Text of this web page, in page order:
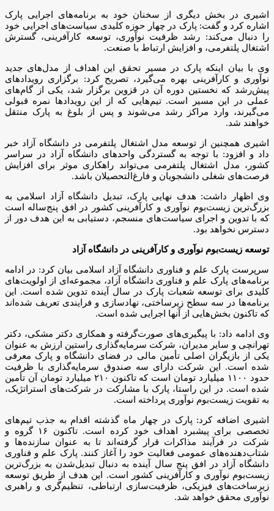
اشیری در بخش دیگری از سخنان خود به برنامه‌های اجرایی پارک
اشاره کرد و گفت: پارک در چهار حوزه کلیدی سیاست‌های اجرایی خود
را دنبال می‌کند: رشد ظرفیت نوآوری، توسعه کارآفرینی، گسترش
اشتغال پلتفرمی، و افزایش ارتباط با صنعت.
وی با بیان اینکه پارک در مسیر تحقق این اهداف از مدل‌های جدید
نوآوری و کارآفرینی بهره می‌گیرد، تصریح کرد: برگزاری رویداد‌های
پیش‌رشد که نخستین دوره آن در قزوین برگزار شد، یکی از گام‌های
عملی در این مسیر است. تیم‌هایی که از این رویداد‌ها نمره قبولی
می‌گیرند، وارد مراکز رشد می‌شوند و پس از بلوغ به پارک منتقل
خواهند شد.
اشیری همچنین از توسعه مدل اشتغال پلتفرمی در دانشگاه آزاد خبر
داد و افزود: با توجه به گستردگی واحد‌های دانشگاه آزاد در سراسر
کشور، مدل اشتغال پلتفرمی می‌تواند راهکاری موثر برای افزایش
فرصت‌های شغلی دانشجویان و فارغ‌التحصیلان باشد.
وی اظهار داشت: هدف نهایی پارک، تبدیل دانشگاه آزاد اسلامی به
بزرگ‌ترین زیست‌بوم نوآوری و کارآفرینی کشور در افق پنج‌ساله است
که با تدوین و اجرای سیاست‌های منسجم، دستیابی به این هدف دور از
دسترس نخواهد بود.
توسعه زیست‌بوم نوآوری و کارآفرینی در دانشگاه آزاد
سرپرست پارک علم و فناوری دانشگاه آزاد اسلامی بیان کرد: در ادامه
برنامه‌های پارک علم و فناوری دانشگاه آزاد، مجموعه‌ای از اولویت‌های
کلیدی برای توسعه شعبات پارک در سال آینده تدوین شده است. این
برنامه‌ها در سه سطح زیرساختی، نهادسازی و فرایندی تعریف شده‌اند
که تاکنون بخش‌هایی از آنها اجرایی شده است.
وی ادامه داد: با پیگیری‌های صورت‌گرفته و همکاری دکتر مشکی، دکتر
تهرانچی و سایر مدیران، شرکت سرمایه‌گذاری راستین ارزش به عنوان
یکی از بازیگران اصلی تأمین مالی در فضای دانشگاه و پارک معرفی
شده است. این شرکت دارای سه صندوق سرمایه‌گذاری با ظرفیت
حدود ۱۱۰۰ میلیارد تومان است که تاکنون ۲۱۰ میلیارد تومان آن تأمین
شده است. در این راستا، پارک با مشارکت در شرکت‌های استراتژیک،
به تقویت زیست‌بوم نوآوری پرداخته است.
اشیری اضافه کرد: پارک در چهار ماه گذشته اقدام به جذب تیم‌های
تخصصی برای پیشبرد اهداف خود کرده است. تاکنون ۱۶ گروه و
شرکت در فرآیند مذاکرات قرار گرفته‌اند تا به عنوان سازنده‌ها و
شتاب‌دهنده‌های عمومی فعالیت خود را آغاز کنند. پارک علم و فناوری
دانشگاه آزاد در افق پنج سال آینده به دنبال تبدیل‌شدن به بزرگ‌ترین
زیست‌بوم نوآوری و کارآفرینی کشور است. این هدف از طریق توسعه
زیرساخت‌های فیزیکی، ظرفیت‌سازی ارتباطی، تنظیم‌گری و راهبری
نوآوری محقق خواهد شد.